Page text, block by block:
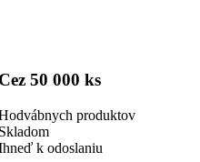
50 000 ks
produktov
k odoslaniu